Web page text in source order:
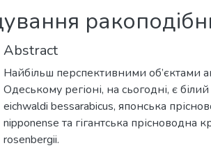
Abstract
Найбільш перспективними об’єктами
Одеському регіоні, на сьогодні, є
eichwaldi bessarabicus, японська
nipponense та гігантська прісноводна
rosenbergii.